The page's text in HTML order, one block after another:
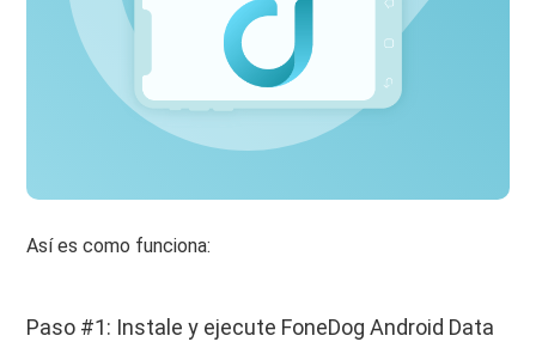
Así es como funciona:
Paso #1: Instale y ejecute FoneDog Android Data